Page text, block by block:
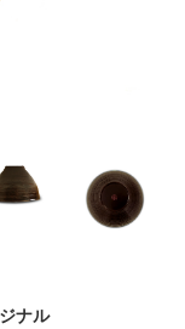
ナル